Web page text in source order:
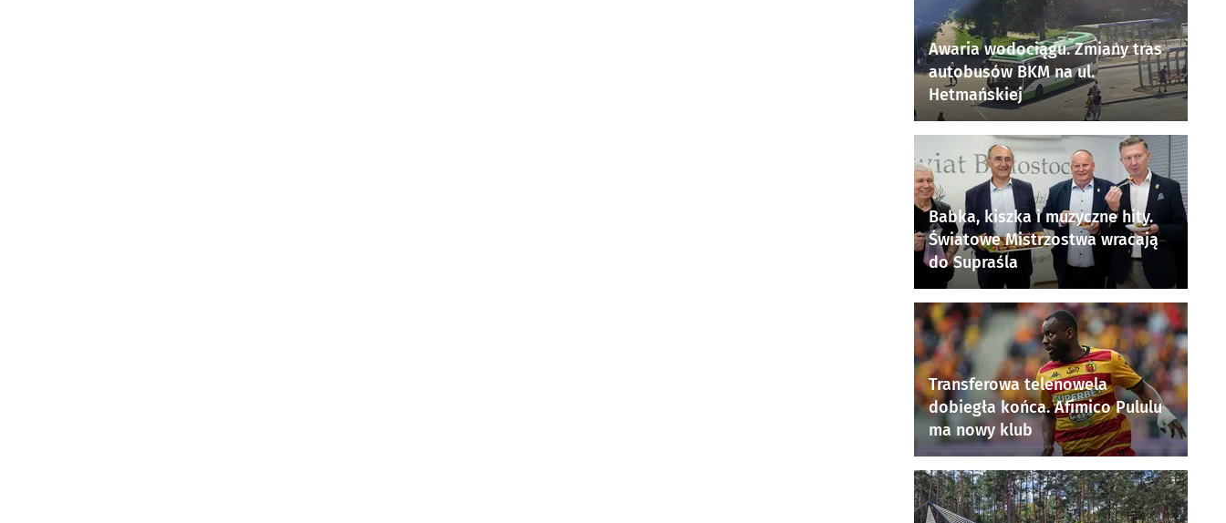
Awaria wodociągu. Zmiany tras
autobusów BKM na ul.
Hetmańskiej
Babka, kiszka i muzyczne hity.
Światowe Mistrzostwa wracają
do Supraśla
Transferowa telenowela
dobiegła końca. Afimico Pululu
ma nowy klub